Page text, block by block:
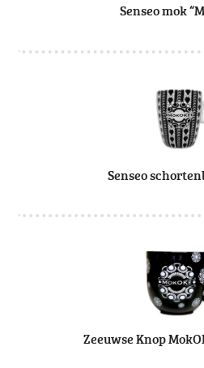
Senseo mok
Senseo
Zeeuwse Knop